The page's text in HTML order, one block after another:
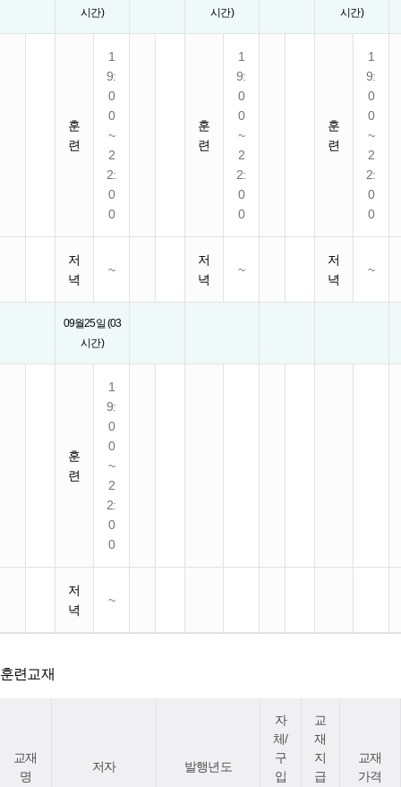
시간)
시간)
시간)
훈
련
1
9:
0
0
~
2
2:
0
0
훈
련
1
9:
0
0
~
2
2:
0
0
훈
련
1
9:
0
0
~
2
2:
0
0
저
녁
~
저
녁
~
저
녁
~
09월25일 (03
시간)
훈
련
1
9:
0
0
~
2
2:
0
0
저
녁
~
훈련교재
교재
명
저자 발행년도
자
체/
구
입
교
재
지
급
교재
가격